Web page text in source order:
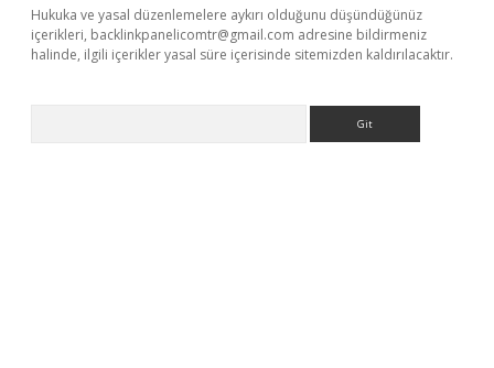
Hukuka ve yasal düzenlemelere aykırı olduğunu düşündüğünüz
içerikleri, backlinkpanelicomtr@gmail.com adresine bildirmeniz
halinde, ilgili içerikler yasal süre içerisinde sitemizden kaldırılacaktır.